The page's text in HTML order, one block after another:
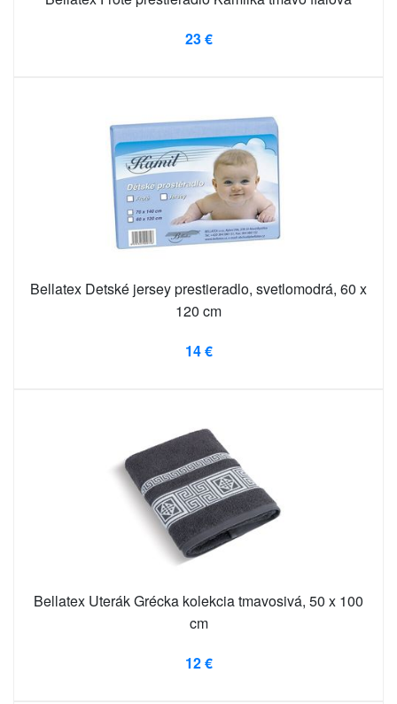
23 €
Bellatex Detské jersey prestieradlo, svetlomodrá, 60 x
120 cm
14 €
Bellatex Uterák Grécka kolekcia tmavosivá, 50 x 100
cm
12 €